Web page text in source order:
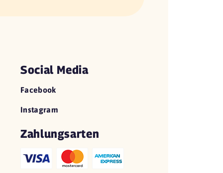
Social Media
Facebook
Instagram
Zahlungsarten